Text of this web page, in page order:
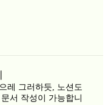
레 그러하듯, 노션도
서 작성이 가능합니